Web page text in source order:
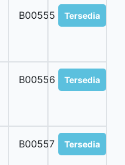
B00555 Tersedia
B00556 Tersedia
B00557 Tersedia